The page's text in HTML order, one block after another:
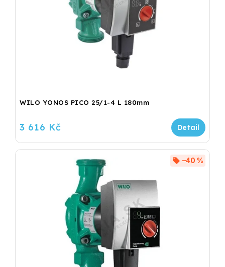
WILO YONOS PICO 25/1-4 L 180mm
3 616 Kč
–40 %